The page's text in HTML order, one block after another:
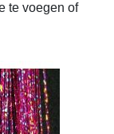
te voegen of